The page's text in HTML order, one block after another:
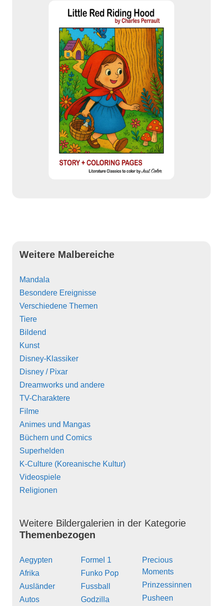
Weitere Malbereiche
Mandala
Besondere Ereignisse
Verschiedene Themen
Tiere
Bildend
Kunst
Disney-Klassiker
Disney / Pixar
Dreamworks und andere
TV-Charaktere
Filme
Animes und Mangas
Büchern und Comics
Superhelden
K-Culture (Koreanische Kultur)
Videospiele
Religionen
Weitere Bildergalerien in der Kategorie
Themenbezogen
Aegypten
Afrika
Ausländer
Autos
Formel 1
Funko Pop
Fussball
Godzilla
Precious
Moments
Prinzessinnen
Pusheen